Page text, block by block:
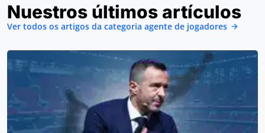
Nuestros últimos artículos
Ver todos os artigos da categoria agente de jogadores